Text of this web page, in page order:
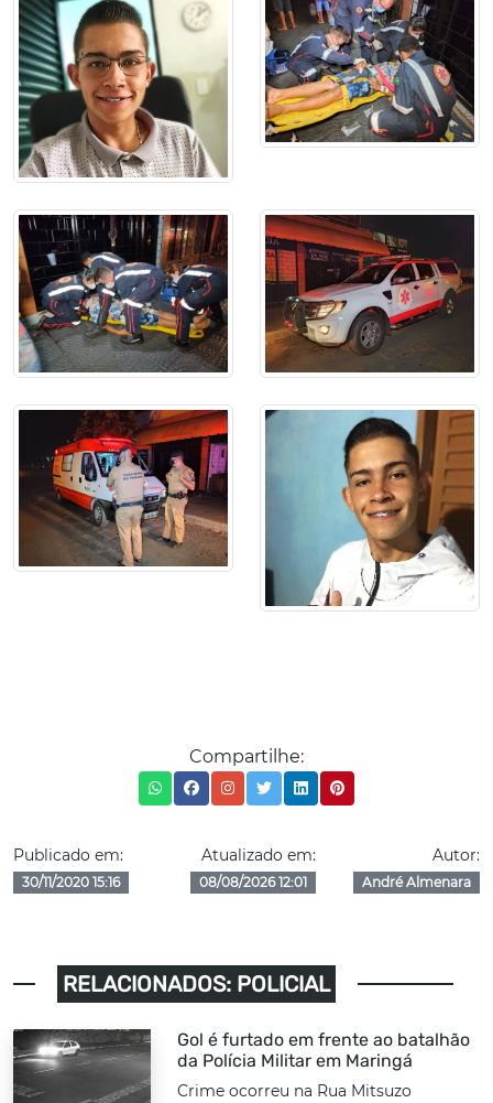
Compartilhe:
Publicado em:
30/11/2020 15:16
Atualizado em:
08/08/2026 12:01
Autor:
André Almenara
RELACIONADOS: POLICIAL
Gol é furtado em frente ao batalhão
da Polícia Militar em Maringá
Crime ocorreu na Rua Mitsuzo